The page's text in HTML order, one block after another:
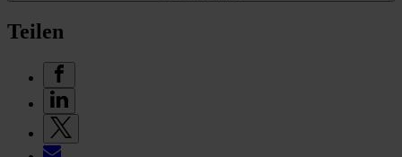
Teilen